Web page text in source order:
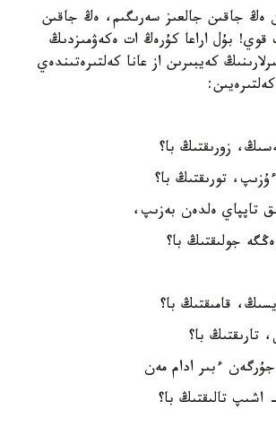
ەڭ جاقىن جالعىز سەرىگىم، ەڭ جاقىن
قوي! بۇل اراعا كۇرەڭ ات ەكەۋمىزدىڭ
كەيبىرىن از عانا كەلتىرەتىندەي
زورىقتىڭ با؟
تورىقتىڭ با؟
تاپپاي ەلدەن بەزىپ،
جولىقتىڭ با؟
قامىقتىڭ با؟
تارىقتىڭ با؟
ءبىر ادام مەن
تالىقتىڭ با؟